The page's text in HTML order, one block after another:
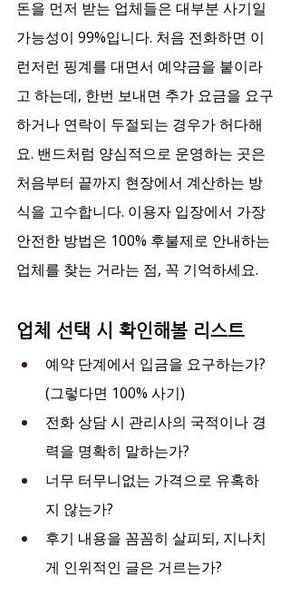
돈을 먼저 받는 업체들은 대부분 사기일
가능성이 99%입니다. 처음 전화하면 이
런저런 핑계를 대면서 예약금을 붙이라
고 하는데, 한번 보내면 추가 요금을 요구
하거나 연락이 두절되는 경우가 허다해
요. 밴드처럼 양심적으로 운영하는 곳은
처음부터 끝까지 현장에서 계산하는 방
식을 고수합니다. 이용자 입장에서 가장
안전한 방법은 100% 후불제로 안내하는
업체를 찾는 거라는 점, 꼭 기억하세요.
업체 선택 시 확인해볼 리스트
예약 단계에서 입금을 요구하는가?
(그렇다면 100% 사기)
전화 상담 시 관리사의 국적이나 경
력을 명확히 말하는가?
너무 터무니없는 가격으로 유혹하
지 않는가?
후기 내용을 꼼꼼히 살피되, 지나치
게 인위적인 글은 거르는가?